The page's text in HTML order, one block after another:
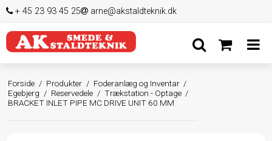
+ 45 23 93 45 25 arne@akstaldteknik.dk
Forside / Produkter / Foderanlæg og Inventar /
Egebjerg / Reservedele / Trækstation - Optage /
BRACKET INLET PIPE MC DRIVE UNIT 60 MM